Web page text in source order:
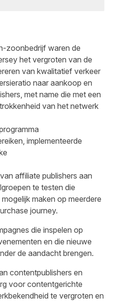
zoonbedrijf waren de
het vergroten van de
van kwalitatief verkeer
naar aankoop en
met name die met een
van het netwerk
implementeerde
affiliate publishers aan
te testen die
maken op meerdere
journey.
die inspelen op
en die nieuwe
de aandacht brengen.
contentpublishers en
voor contentgerichte
te vergroten en